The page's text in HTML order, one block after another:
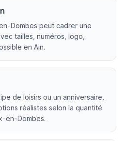
Dombes peut cadrer une
tailles, numéros, logo,
en Ain.
de loisirs ou un anniversaire,
réalistes selon la quantité
en-Dombes.